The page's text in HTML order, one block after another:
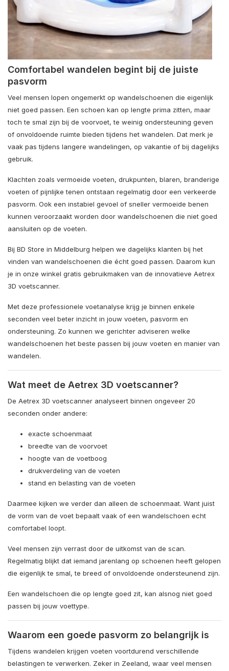
Comfortabel wandelen begint bij de juiste
pasvorm
Veel mensen lopen ongemerkt op wandelschoenen die eigenlijk
niet goed passen. Een schoen kan op lengte prima zitten, maar
toch te smal zijn bij de voorvoet, te weinig ondersteuning geven
of onvoldoende ruimte bieden tijdens het wandelen. Dat merk je
vaak pas tijdens langere wandelingen, op vakantie of bij dagelijks
gebruik.
Klachten zoals vermoeide voeten, drukpunten, blaren, branderige
voeten of pijnlijke tenen ontstaan regelmatig door een verkeerde
pasvorm. Ook een instabiel gevoel of sneller vermoeide benen
kunnen veroorzaakt worden door wandelschoenen die niet goed
aansluiten op de voeten.
Bij BD Store in Middelburg helpen we dagelijks klanten bij het
vinden van wandelschoenen die écht goed passen. Daarom kun
je in onze winkel gratis gebruikmaken van de innovatieve Aetrex
3D voetscanner.
Met deze professionele voetanalyse krijg je binnen enkele
seconden veel beter inzicht in jouw voeten, pasvorm en
ondersteuning. Zo kunnen we gerichter adviseren welke
wandelschoenen het beste passen bij jouw voeten en manier van
wandelen.
Wat meet de Aetrex 3D voetscanner?
De Aetrex 3D voetscanner analyseert binnen ongeveer 20
seconden onder andere:
exacte schoenmaat
breedte van de voorvoet
hoogte van de voetboog
drukverdeling van de voeten
stand en belasting van de voeten
Daarmee kijken we verder dan alleen de schoenmaat. Want juist
de vorm van de voet bepaalt vaak of een wandelschoen echt
comfortabel loopt.
Veel mensen zijn verrast door de uitkomst van de scan.
Regelmatig blijkt dat iemand jarenlang op schoenen heeft gelopen
die eigenlijk te smal, te breed of onvoldoende ondersteunend zijn.
Een wandelschoen die op lengte goed zit, kan alsnog niet goed
passen bij jouw voettype.
Waarom een goede pasvorm zo belangrijk is
Tijdens wandelen krijgen voeten voortdurend verschillende
belastingen te verwerken. Zeker in Zeeland, waar veel mensen